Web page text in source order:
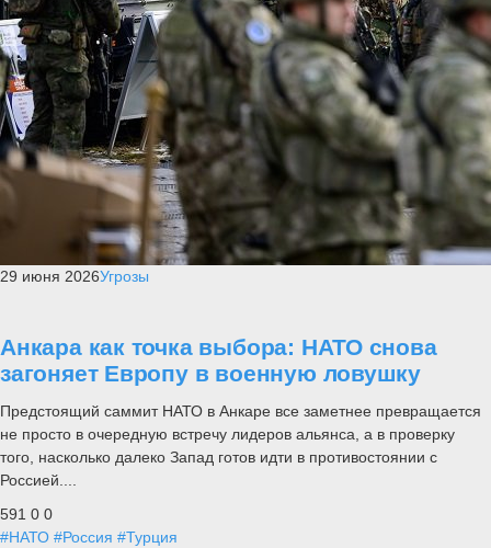
29 июня 2026Угрозы
Анкара как точка выбора: НАТО снова
загоняет Европу в военную ловушку
Предстоящий саммит НАТО в Анкаре все заметнее превращается
не просто в очередную встречу лидеров альянса, а в проверку
того, насколько далеко Запад готов идти в противостоянии с
Россией....
591 0 0
#НАТО #Россия #Турция